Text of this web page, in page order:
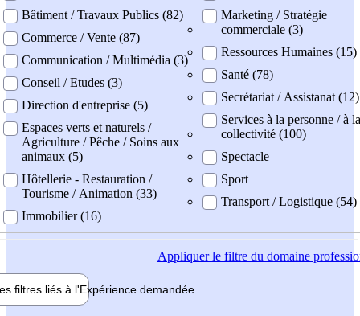
Bâtiment / Travaux Publics (82)
Commerce / Vente (87)
Communication / Multimédia (3)
Conseil / Etudes (3)
Direction d'entreprise (5)
Espaces verts et naturels /
Agriculture / Pêche / Soins aux
animaux (5)
Hôtellerie - Restauration /
Tourisme / Animation (33)
Immobilier (16)
Marketing / Stratégie
commerciale (3)
Ressources Humaines (15)
Santé (78)
Secrétariat / Assistanat (12)
Services à la personne / à la
collectivité (100)
Spectacle
Sport
Transport / Logistique (54)
Appliquerle filtre du domaine
filtres liés à l'Expérience demandée